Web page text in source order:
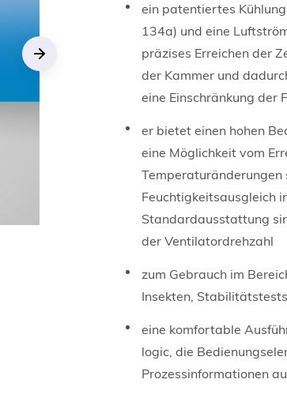
ein patentiertes
134a) und eine
präzises Erreichen der
der Kammer und
eine Einschränkung der
er bietet einen hohen
eine Möglichkeit vom
Temperaturänderungen
Feuchtigkeitsausgleich
Standardausstattung
der Ventilatordrehzahl
zum Gebrauch im
Insekten,
eine komfortable
logic, die
Prozessinformationen